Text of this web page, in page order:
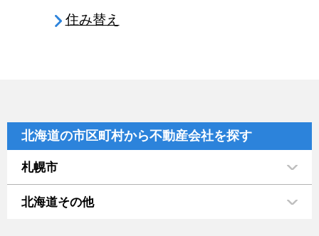
住み替え
北海道の市区町村から不動産会社を探す
札幌市
北海道その他